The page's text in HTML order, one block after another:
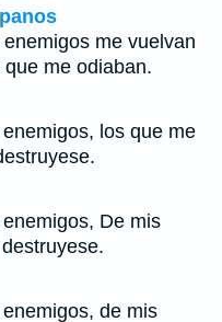
me vuelvan
me odiaban.
los que me
De mis
de mis